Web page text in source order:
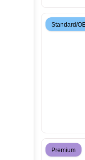
Standard/
Premium